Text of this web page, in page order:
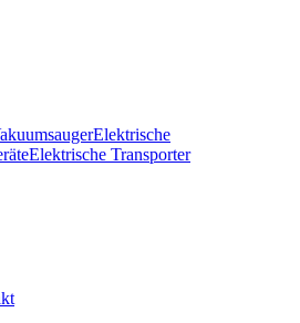
Elektrische
Elektrische Transporter